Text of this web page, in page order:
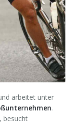
arbeitet unter
.
besucht